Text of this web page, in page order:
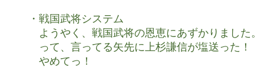
・戦国武将システム
ようやく、戦国武将の恩恵にあずかりました。
って、言ってる矢先に上杉謙信が塩送った！
やめてっ！